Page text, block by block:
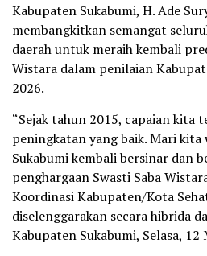
Kabupaten Sukabumi, H. Ade
membangkitkan semangat
daerah untuk meraih kembali
Wistara dalam penilaian
2026.
“Sejak tahun 2015, capaian kita
peningkatan yang baik. Mari
Sukabumi kembali bersinar dan
penghargaan Swasti Saba
Koordinasi Kabupaten/Kota
diselenggarakan secara hibrida
Kabupaten Sukabumi, Selasa, 12